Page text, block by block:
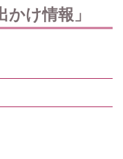
け情報」